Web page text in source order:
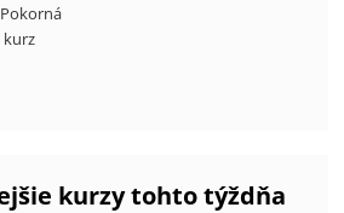
kurz
kurzy tohto týždňa